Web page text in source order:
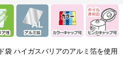
袋 ハイガスバリアのアルミ箔を使用